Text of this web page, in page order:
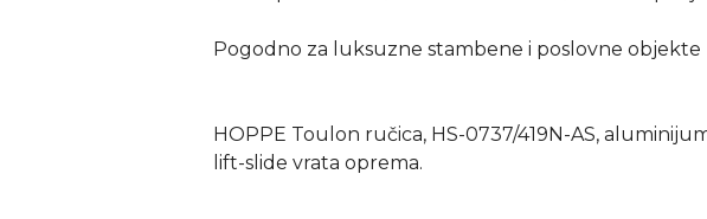
Pogodno za luksuzne stambene i poslovne objekte
HOPPE Toulon ručica, HS-0737/419N-AS,
lift-slide vrata oprema.